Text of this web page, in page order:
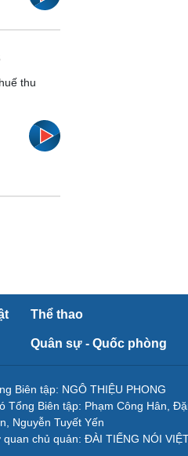
thu
Thể thao
Quân sự - Quốc phòng
Biên tập: NGÔ THIỆU PHONG
Tổng Biên tập: Phạm Công Hân,
Nguyễn Tuyết Yến
quan chủ quản: ĐÀI TIẾNG NÓI